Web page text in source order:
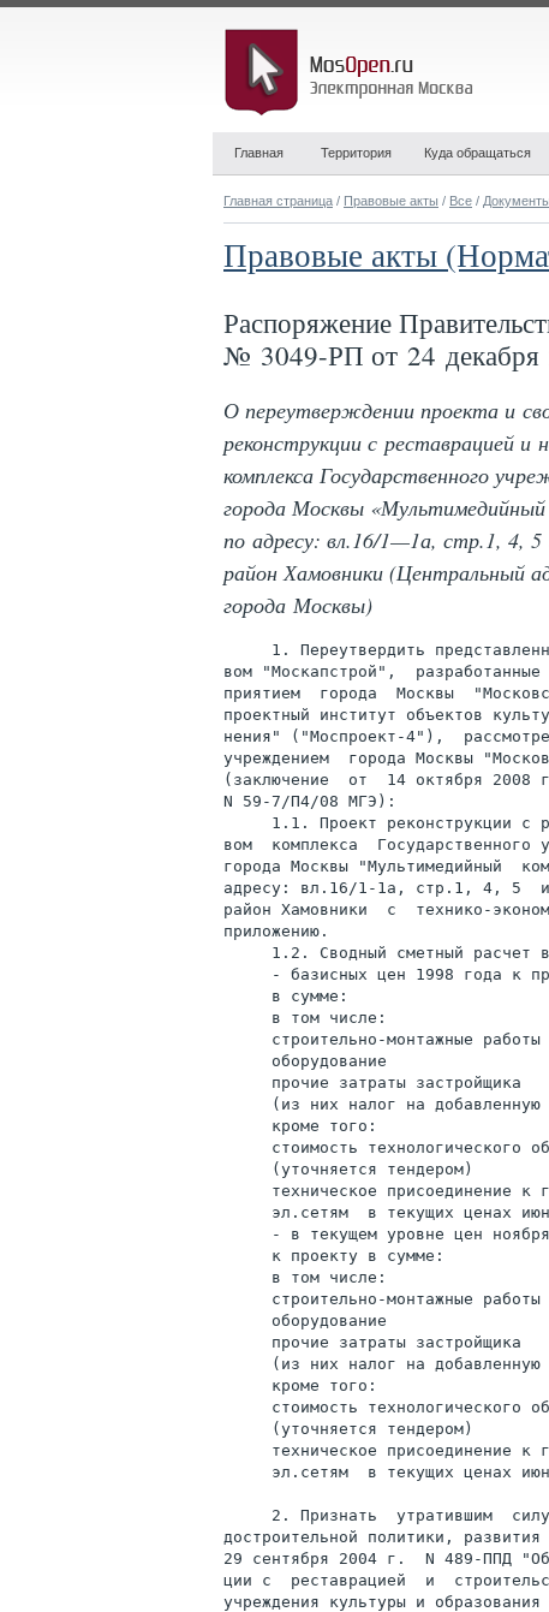
Главная Территория Куда обращаться
Главная страница / Правовые акты / Все /
Правовые акты
Распоряжение
№ 3049-РП от 24 декабря
О переутверждении проекта и
реконструкции с реставрацией
комплекса Государственного
города Москвы «Мультимедийный
по адресу: вл.16/1—1а, стр.1, 4,
район Хамовники (Центральный
города Москвы)
1. Переутвердить
вом "Москапстрой",  разработанные
приятием  города  Москвы
проектный институт объектов
нения" ("Моспроект-4"),
учреждением  города Москвы
(заключение  от  14 октября
N 59-7/П4/08 МГЭ):
1.1. Проект реконструкции с
вом  комплекса  Государственного
города Москвы "Мультимедийный
адресу: вл.16/1-1а, стр.1, 4, 5
район Хамовники  с  технико-
приложению.
1.2. Сводный сметный расчет
- базисных цен 1998 года к
в сумме:
     в том числе:
строительно-монтажные работы
оборудование
прочие затраты застройщика
(из них налог на
     кроме того:
стоимость технологического
(уточняется тендером)
техническое присоединение к
эл.сетям  в текущих ценах
- в текущем уровне цен
к проекту в сумме:
     в том числе:
строительно-монтажные работы
оборудование
прочие затраты застройщика
(из них налог на
     кроме того:
стоимость технологического
(уточняется тендером)
техническое присоединение к
эл.сетям  в текущих ценах
2. Признать  утратившим
достроительной политики,
29 сентября 2004 г.  N 489-ППД "Об
ции с  реставрацией  и
учреждения культуры и